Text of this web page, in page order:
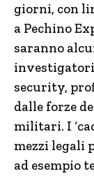
giorni, con
a Pechino
saranno
security,
dalle forze
militari. I
mezzi legali
ad esempio